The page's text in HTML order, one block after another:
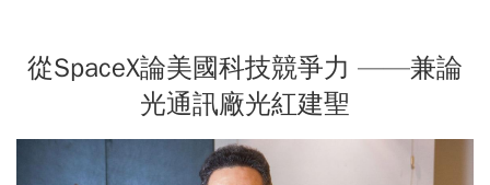
從SpaceX論美國科技競爭力 ——兼論
光通訊廠光紅建聖